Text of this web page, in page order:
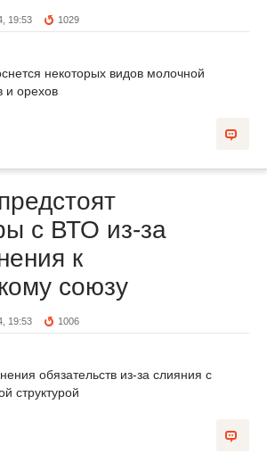
19:53 1029
некоторых видов молочной
и орехов
с ВТО из-за
к
союзу
19:53 1006
обязательств из-за слияния с
структурой